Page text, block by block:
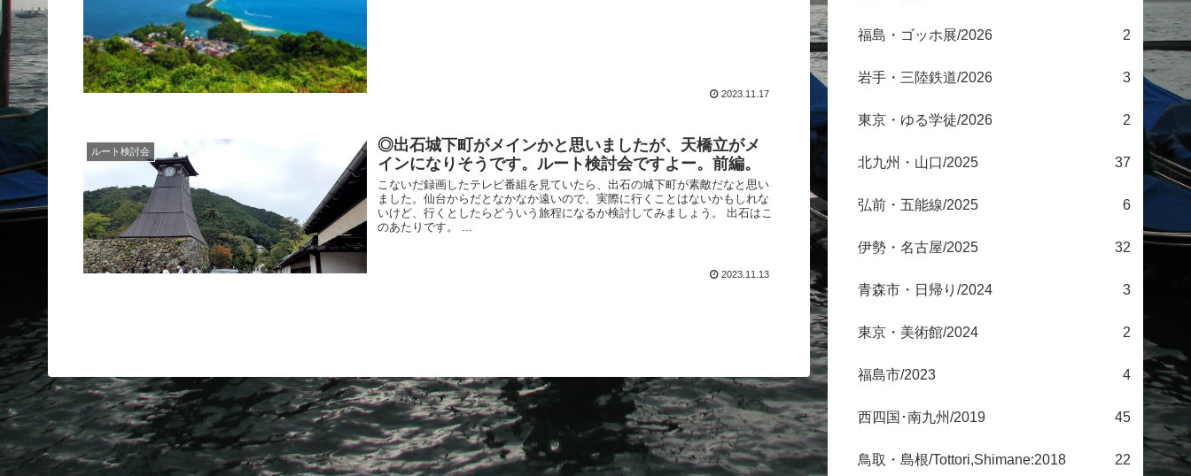
2023.11.17
ルート検討会
◎出石城下町がメインかと思いましたが、天橋立がメ
インになりそうです。ルート検討会ですよー。前編。
こないだ録画したテレビ番組を見ていたら、出石の城下町が素敵だなと思い
ました。仙台からだとなかなか遠いので、実際に行くことはないかもしれな
いけど、行くとしたらどういう旅程になるか検討してみましょう。 出石はこ
のあたりです。 ...
2023.11.13
福島・ゴッホ展/2026 2
岩手・三陸鉄道/2026 3
東京・ゆる学徒/2026 2
北九州・山口/2025 37
弘前・五能線/2025 6
伊勢・名古屋/2025 32
青森市・日帰り/2024 3
東京・美術館/2024 2
福島市/2023 4
西四国･南九州/2019 45
鳥取・島根/Tottori,Shimane:2018 22